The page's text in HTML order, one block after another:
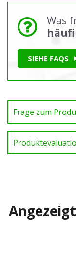
Was
SIEHE FAQS
Frage zum